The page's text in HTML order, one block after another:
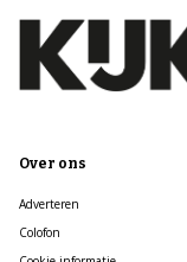
Over ons
Adverteren
Colofon